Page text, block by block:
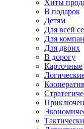
Хиты
В подарок
Детям
Для всей
Для
Для двоих
В дорогу
Карточные